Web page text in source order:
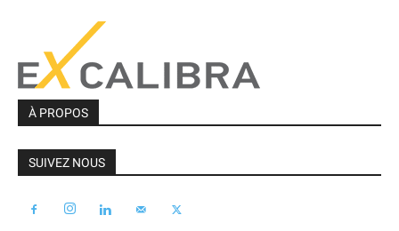
À PROPOS
SUIVEZ NOUS